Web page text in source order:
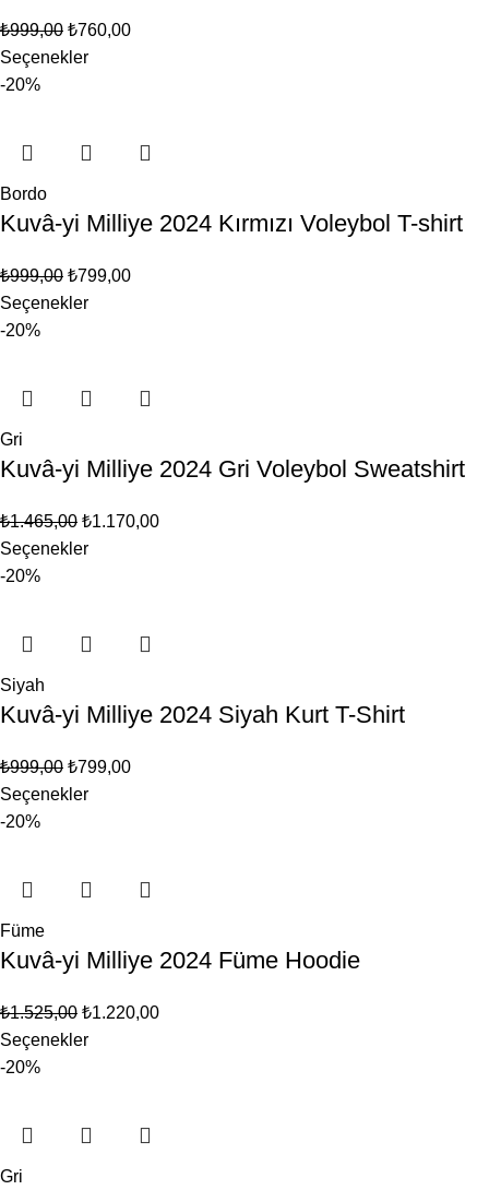
₺999,00 ₺760,00
Seçenekler
-20%
Bordo
Kuvâ-yi Milliye 2024 Kırmızı Voleybol T-shirt
₺999,00 ₺799,00
Seçenekler
-20%
Gri
Kuvâ-yi Milliye 2024 Gri Voleybol Sweatshirt
₺1.465,00 ₺1.170,00
Seçenekler
-20%
Siyah
Kuvâ-yi Milliye 2024 Siyah Kurt T-Shirt
₺999,00 ₺799,00
Seçenekler
-20%
Füme
Kuvâ-yi Milliye 2024 Füme Hoodie
₺1.525,00 ₺1.220,00
Seçenekler
-20%
Gri